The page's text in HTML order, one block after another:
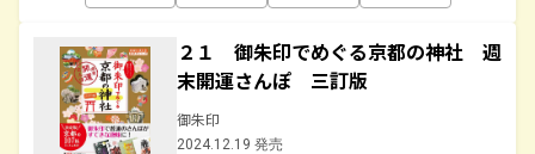
２１ 御朱印でめぐる京都の神社 週
末開運さんぽ 三訂版
御朱印
2024.12.19 発売